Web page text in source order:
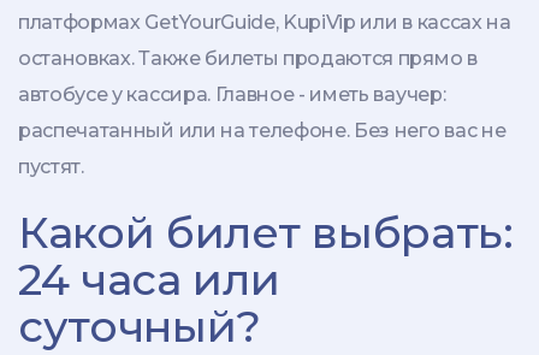
платформах GetYourGuide, KupiVip или в кассах на
остановках. Также билеты продаются прямо в
автобусе у кассира. Главное - иметь ваучер:
распечатанный или на телефоне. Без него вас не
пустят.
Какой билет выбрать:
24 часа или
суточный?